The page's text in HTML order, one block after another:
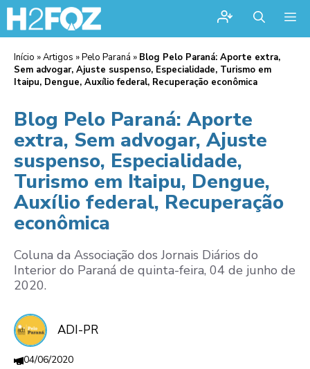
Início »Artigos »Pelo Paraná » Blog Pelo Paraná: Aporte extra,
Sem advogar, Ajuste suspenso, Especialidade, Turismo em
Itaipu, Dengue, Auxílio federal, Recuperação econômica
Blog Pelo Paraná: Aporte
extra, Sem advogar, Ajuste
suspenso, Especialidade,
Turismo em Itaipu, Dengue,
Auxílio federal, Recuperação
econômica
Coluna da Associação dos Jornais Diários do
Interior do Paraná de quinta-feira, 04 de junho de
2020.
ADI-PR
04/06/2020